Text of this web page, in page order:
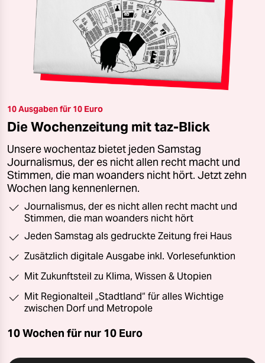
10 Ausgaben für 10 Euro
Die Wochenzeitung mit taz-Blick
Unsere wochentaz bietet jeden Samstag
Journalismus, der es nicht allen recht macht und
Stimmen, die man woanders nicht hört. Jetzt zehn
Wochen lang kennenlernen.
Journalismus, der es nicht allen recht macht und
Stimmen, die man woanders nicht hört
Jeden Samstag als gedruckte Zeitung frei Haus
Zusätzlich digitale Ausgabe inkl. Vorlesefunktion
Mit Zukunftsteil zu Klima, Wissen & Utopien
Mit Regionalteil „Stadtland“ für alles Wichtige
zwischen Dorf und Metropole
10 Wochen für nur 10 Euro